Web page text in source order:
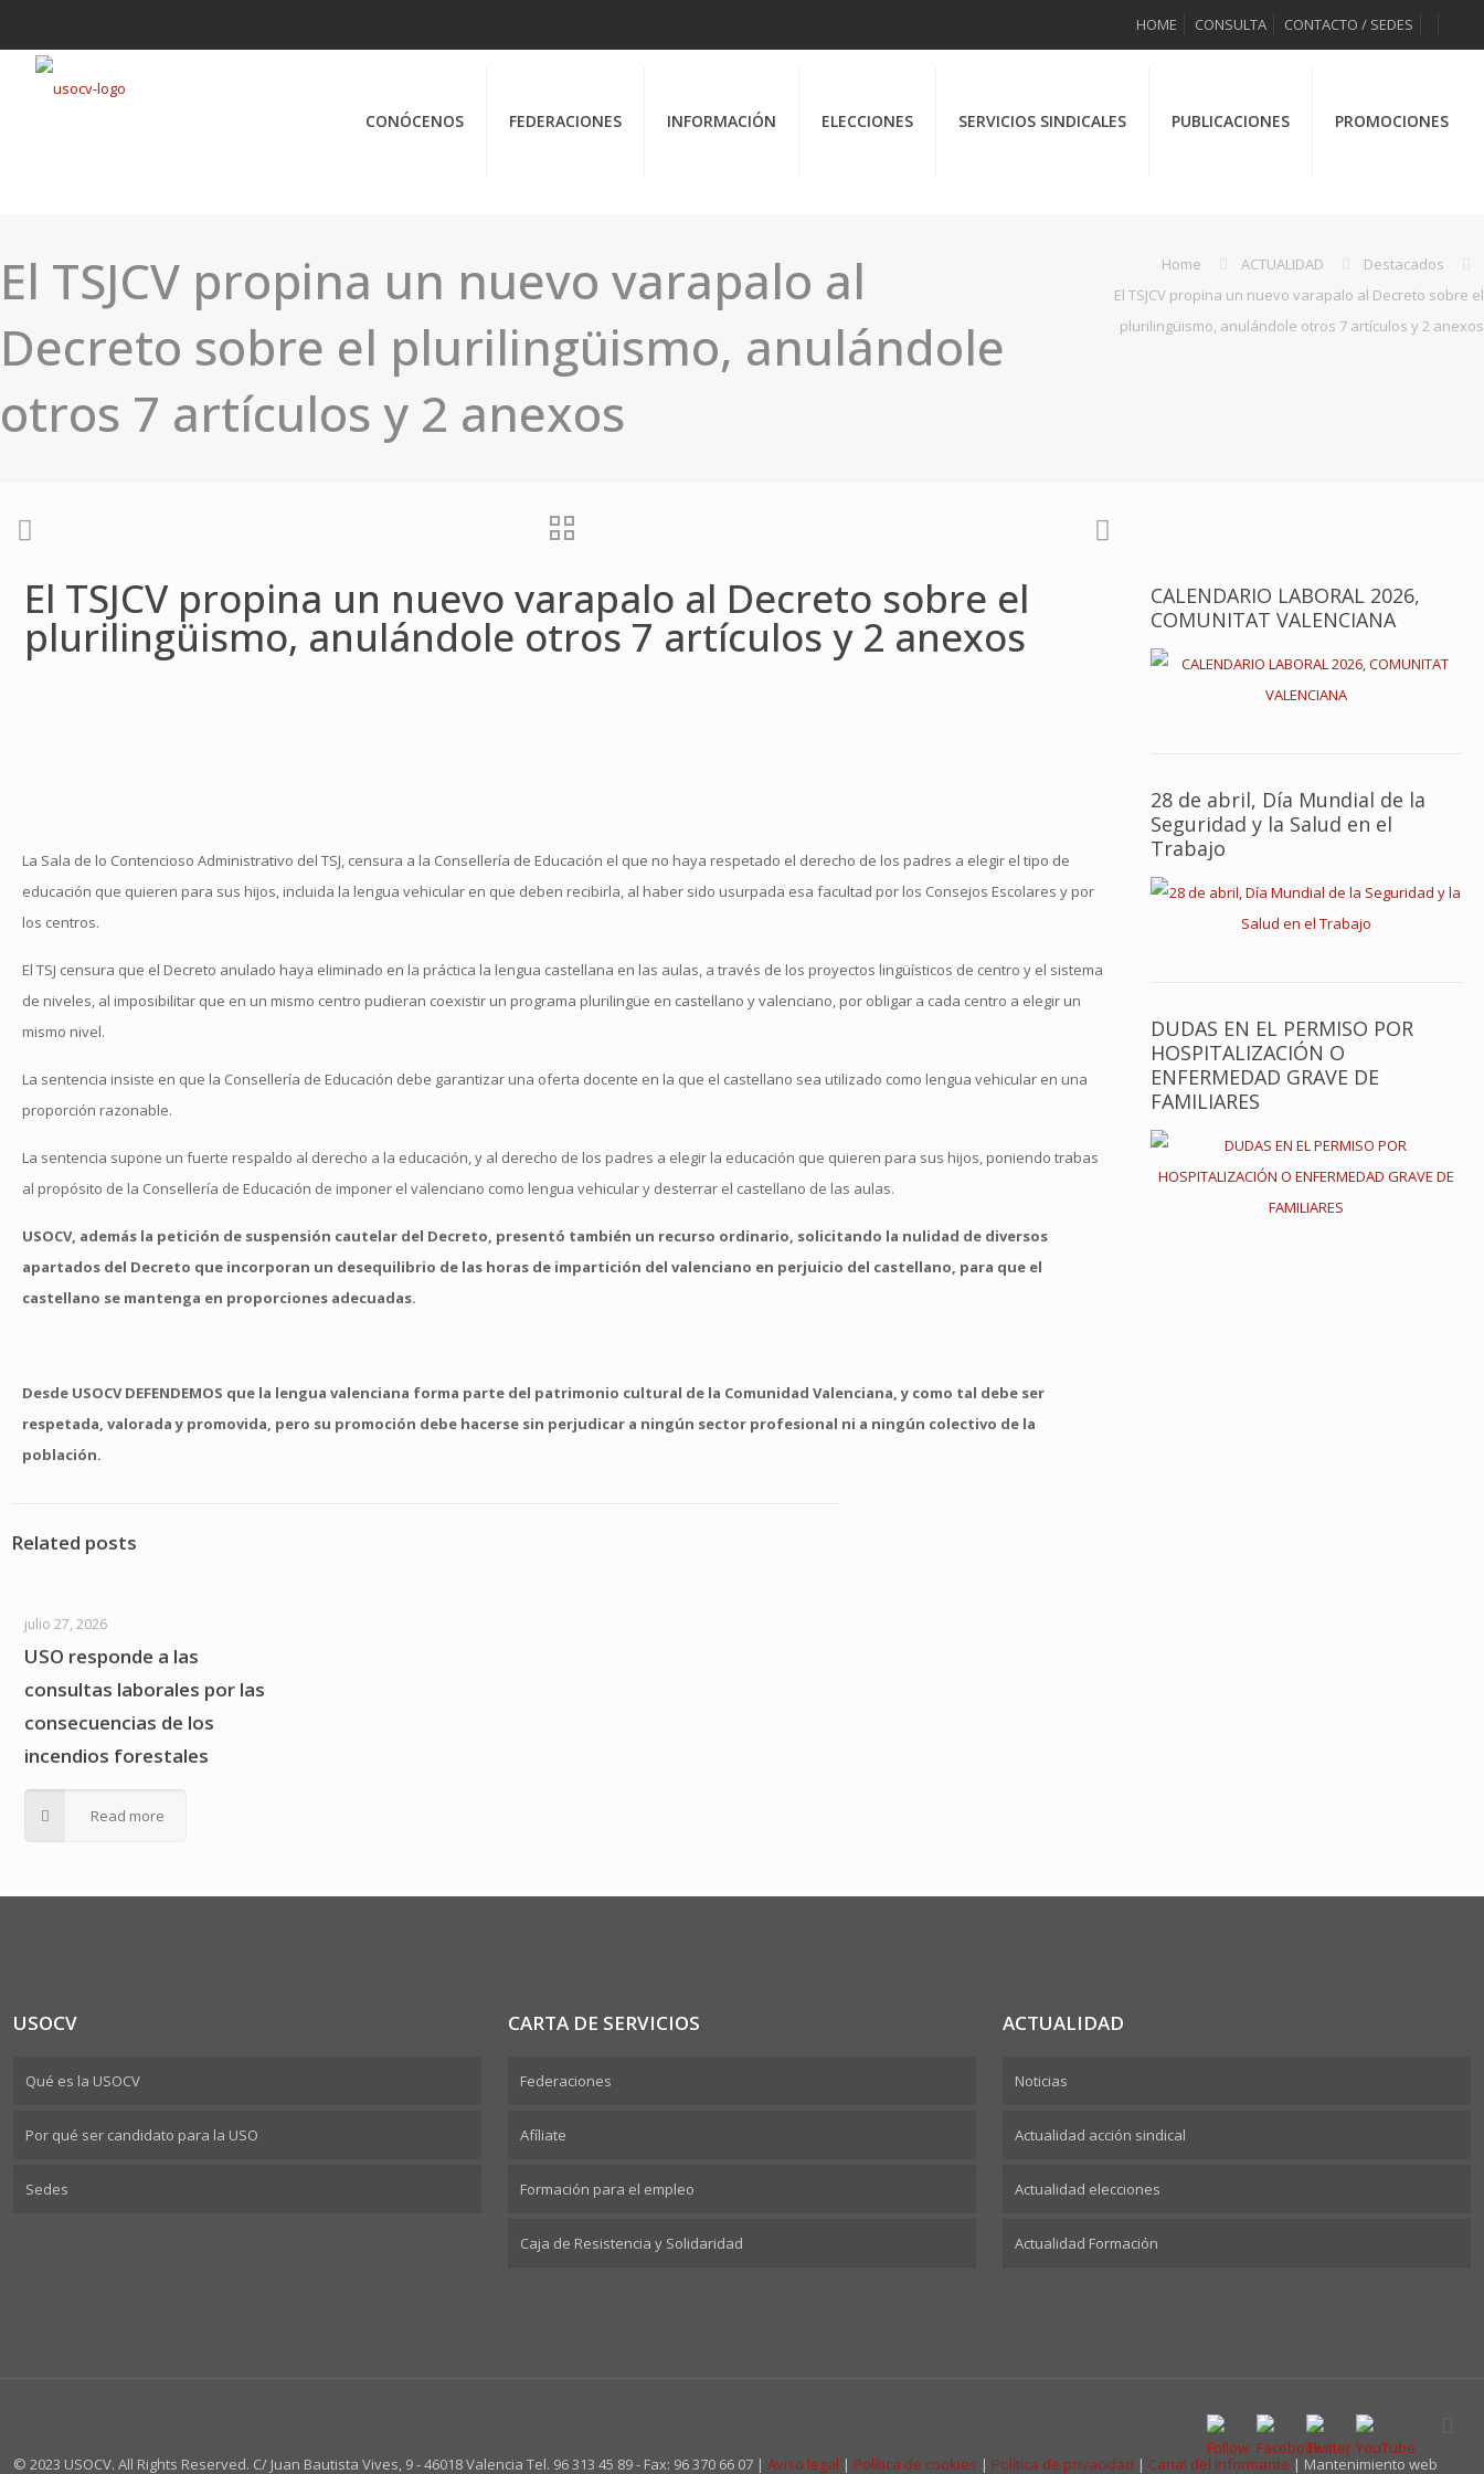
HOME CONSULTA CONTACTO / SEDES
CONÓCENOS FEDERACIONES INFORMACIÓN ELECCIONES SERVICIOS SINDICALES PUBLICACIONES PROMOCIONES
El TSJCV propina un nuevo varapalo al
Decreto sobre el plurilingüismo, anulándole
otros 7 artículos y 2 anexos
Home ACTUALIDAD
Destacados
El TSJCV propina un nuevo varapalo al Decreto sobre el
plurilingüismo, anulándole otros 7 artículos y 2 anexos
El TSJCV propina un nuevo varapalo al Decreto sobre el
plurilingüismo, anulándole otros 7 artículos y 2 anexos
La Sala de lo Contencioso Administrativo del TSJ, censura a la Consellería de Educación el que no haya respetado el derecho de los padres a elegir el tipo de
educación que quieren para sus hijos, incluida la lengua vehicular en que deben recibirla, al haber sido usurpada esa facultad por los Consejos Escolares y por
los centros.
El TSJ censura que el Decreto anulado haya eliminado en la práctica la lengua castellana en las aulas, a través de los proyectos lingüísticos de centro y el sistema
de niveles, al imposibilitar que en un mismo centro pudieran coexistir un programa plurilingüe en castellano y valenciano, por obligar a cada centro a elegir un
mismo nivel.
La sentencia insiste en que la Consellería de Educación debe garantizar una oferta docente en la que el castellano sea utilizado como lengua vehicular en una
proporción razonable.
La sentencia supone un fuerte respaldo al derecho a la educación, y al derecho de los padres a elegir la educación que quieren para sus hijos, poniendo trabas
al propósito de la Consellería de Educación de imponer el valenciano como lengua vehicular y desterrar el castellano de las aulas.
USOCV, además la petición de suspensión cautelar del Decreto, presentó también un recurso ordinario, solicitando la nulidad de diversos
apartados del Decreto que incorporan un desequilibrio de las horas de impartición del valenciano en perjuicio del castellano, para que el
castellano se mantenga en proporciones adecuadas.
Desde USOCV DEFENDEMOS que la lengua valenciana forma parte del patrimonio cultural de la Comunidad Valenciana, y como tal debe ser
respetada, valorada y promovida, pero su promoción debe hacerse sin perjudicar a ningún sector profesional ni a ningún colectivo de la
población.
Related posts
julio 27, 2026
USO responde a las
consultas laborales por las
consecuencias de los
incendios forestales
Read more
CALENDARIO LABORAL 2026,
COMUNITAT VALENCIANA
28 de abril, Día Mundial de la
Seguridad y la Salud en el
Trabajo
DUDAS EN EL PERMISO POR
HOSPITALIZACIÓN O
ENFERMEDAD GRAVE DE
FAMILIARES
USOCV
Qué es la USOCV
Por qué ser candidato para la USO
Sedes
CARTA DE SERVICIOS
Federaciones
Afíliate
Formación para el empleo
Caja de Resistencia y Solidaridad
ACTUALIDAD
Noticias
Actualidad acción sindical
Actualidad elecciones
Actualidad Formación
© 2023 USOCV. All Rights Reserved. C/ Juan Bautista Vives, 9 - 46018 Valencia Tel. 96 313 45 89 - Fax: 96 370 66 07 | Aviso legal | Política de cookies | Política de privacidad | Canal del informante | Mantenimiento web